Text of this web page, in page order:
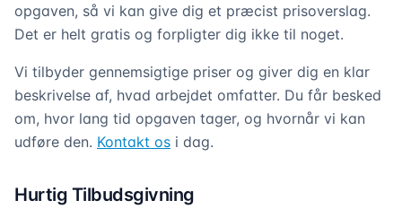
opgaven, så vi kan give dig et præcist prisoverslag.
Det er helt gratis og forpligter dig ikke til noget.
Vi tilbyder gennemsigtige priser og giver dig en klar
beskrivelse af, hvad arbejdet omfatter. Du får besked
om, hvor lang tid opgaven tager, og hvornår vi kan
udføre den. Kontakt os i dag.
Hurtig Tilbudsgivning